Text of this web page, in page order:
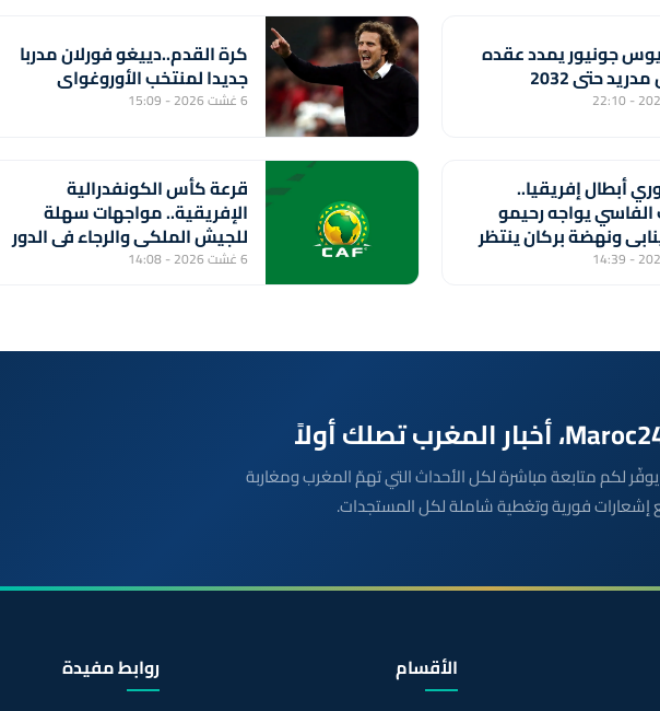
جونيور يمدد عقده
حتى 2032
كرة القدم..دييغو فورلان مدربا
جديدا لمنتخب الأوروغواي
6 غشت 2026 - 15:09
أبطال إفريقيا..
الفاسي يواجه رحيمو
ونهضة بركان ينتظر
مباراة ستار سبور
قرعة كأس الكونفدرالية
الإفريقية.. مواجهات سهلة
للجيش الملكي والرجاء في الدور
التمهيدي الثاني
6 غشت 2026 - 14:08
تطبيق أخبار المغرب 24 يوفّر لكم متابعة مباشرة لكل الأحداث التي تهمّ المغرب ومغاربة
إشعارات فورية وتغطية شاملة لكل المستجدات.
الأقسام روابط مفيدة